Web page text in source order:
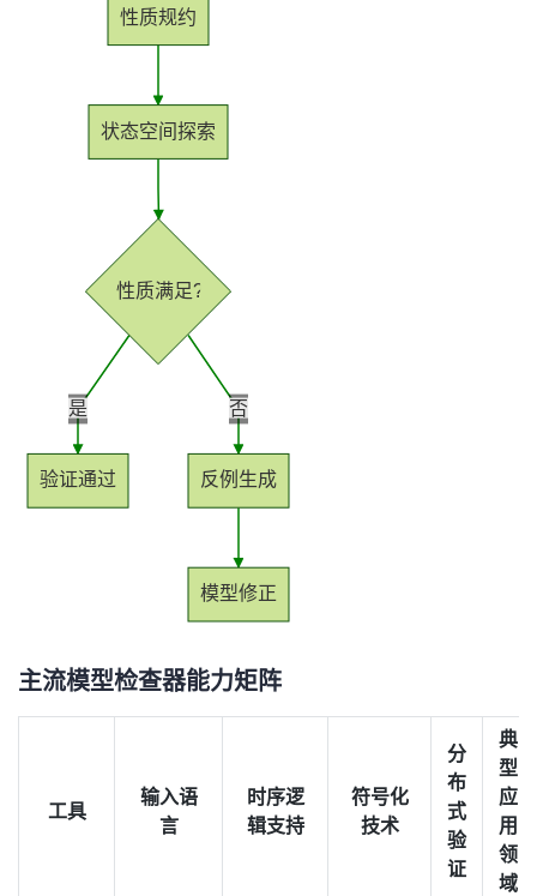
是 否
性质规约
状态空间探索
性质满足?
验证通过 反例生成
模型修正
主流模型检查器能力矩阵
工具
输入语
言
时序逻
辑支持
符号化
技术
分
布
式
验
证
典
型
应
用
领
域